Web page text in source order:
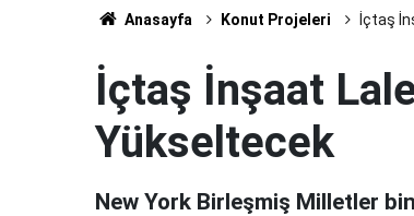
Anasayfa Konut Projeleri İçtaş
İçtaş İnşaat
Yükseltecek
New York Birleşmiş Milletler